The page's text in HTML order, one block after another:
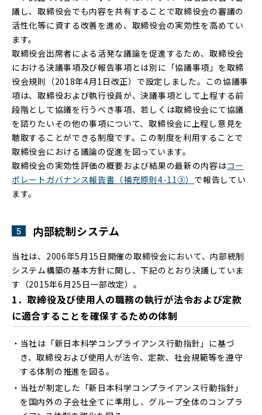
議し、取締役会でも内容を共有することで取締役会の審議の
活性化等に資する改善を進め、取締役会の実効性を高めてい
ます。
取締役会出席者による活発な議論を促進するため、取締役会
における決議事項及び報告事項とは別に「協議事項」を取締
役会規則（2018年4月1日改正）で設定しました。この協議事
項は、取締役および執行役員が、決議事項として上程する前
段階として協議を行うべき事項、若しくは取締役会にて協議
を諮りたいその他の事項について、取締役会に上程し意見を
聴取することができる制度です。この制度を利用することで
取締役会における議論の促進を図っています。
取締役会の実効性評価の概要および結果の最新の内容はコー
ポレートガバナンス報告書（補充原則4-11③） で報告してい
ます。
内部統制システム
当社は、2006年5月15日開催の取締役会において、内部統制
システム構築の基本方針に関し、下記のとおり決議していま
す（2015年6月25日一部改定）。
1．取締役及び使用人の職務の執行が法令および定款
に適合することを確保するための体制
当社は「新日本科学コンプライアンス行動指針」に基づ
き、取締役および使用人が法令、定款、社会規範等を遵守
する体制の推進を図る。
当社が制定した「新日本科学コンプライアンス行動指針」
を国内外の子会社全てに準用し、グループ全体のコンプラ